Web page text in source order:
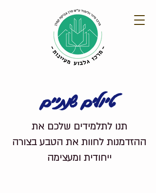
טיולים שנתיים
תנו לתלמידים שלכם את
ההזדמנות לחוות את הטבע בצורה
ייחודית ומעצימה